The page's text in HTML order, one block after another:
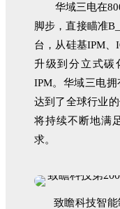
华域三电在
脚步，直接瞄准
台，从硅基IPM
升级到分立式碳
IPM。华域三电
达到了全球行业
将持续不断地满
求。
致瞻科技智